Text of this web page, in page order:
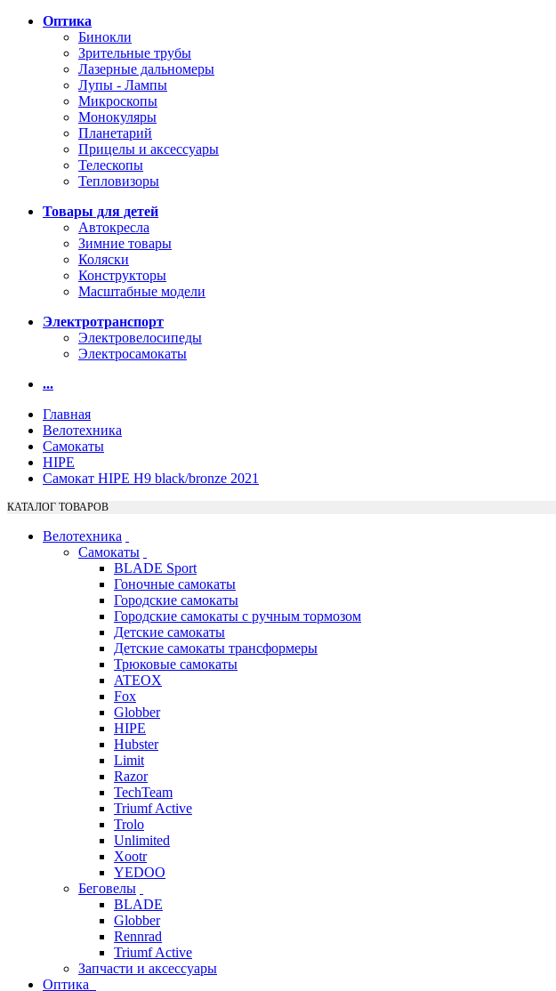
Оптика
Бинокли
Зрительные трубы
Лазерные дальномеры
Лупы - Лампы
Микроскопы
Монокуляры
Планетарий
Прицелы и аксессуары
Телескопы
Тепловизоры
Товары для детей
Автокресла
Зимние товары
Коляски
Конструкторы
Масштабные модели
Электротранспорт
Электровелосипеды
Электросамокаты
...
Главная
Велотехника
Самокаты
HIPE
Самокат HIPE H9 black/bronze 2021
КАТАЛОГ ТОВАРОВ
Велотехника
Самокаты
BLADE Sport
Гоночные самокаты
Городские самокаты
Городские самокаты с ручным тормозом
Детские самокаты
Детские самокаты трансформеры
Трюковые самокаты
ATEOX
Fox
Globber
HIPE
Hubster
Limit
Razor
TechTeam
Triumf Active
Trolo
Unlimited
Xootr
YEDOO
Беговелы
BLADE
Globber
Rennrad
Triumf Active
Запчасти и аксессуары
Оптика